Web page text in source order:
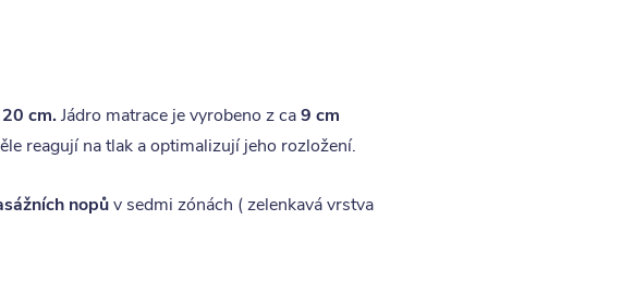
cm.Jádro matrace je vyrobeno z ca9 cm
reagují na tlak a optimalizují jeho rozložení.
nopův sedmi zónách ( zelenkavá vrstva